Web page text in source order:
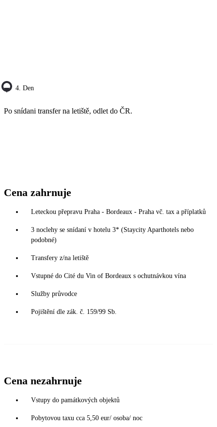
4. Den
Po snídani transfer na letiště, odlet do ČR.
Cena zahrnuje
Leteckou přepravu Praha - Bordeaux - Praha vč. tax a příplatků
3 noclehy se snídaní v hotelu 3* (Staycity Aparthotels nebo
podobné)
Transfery z/na letiště
Vstupné do Cité du Vin of Bordeaux s ochutnávkou vína
Služby průvodce
Pojištění dle zák. č. 159/99 Sb.
Cena nezahrnuje
Vstupy do památkových objektů
Pobytovou taxu cca 5,50 eur/ osoba/ noc